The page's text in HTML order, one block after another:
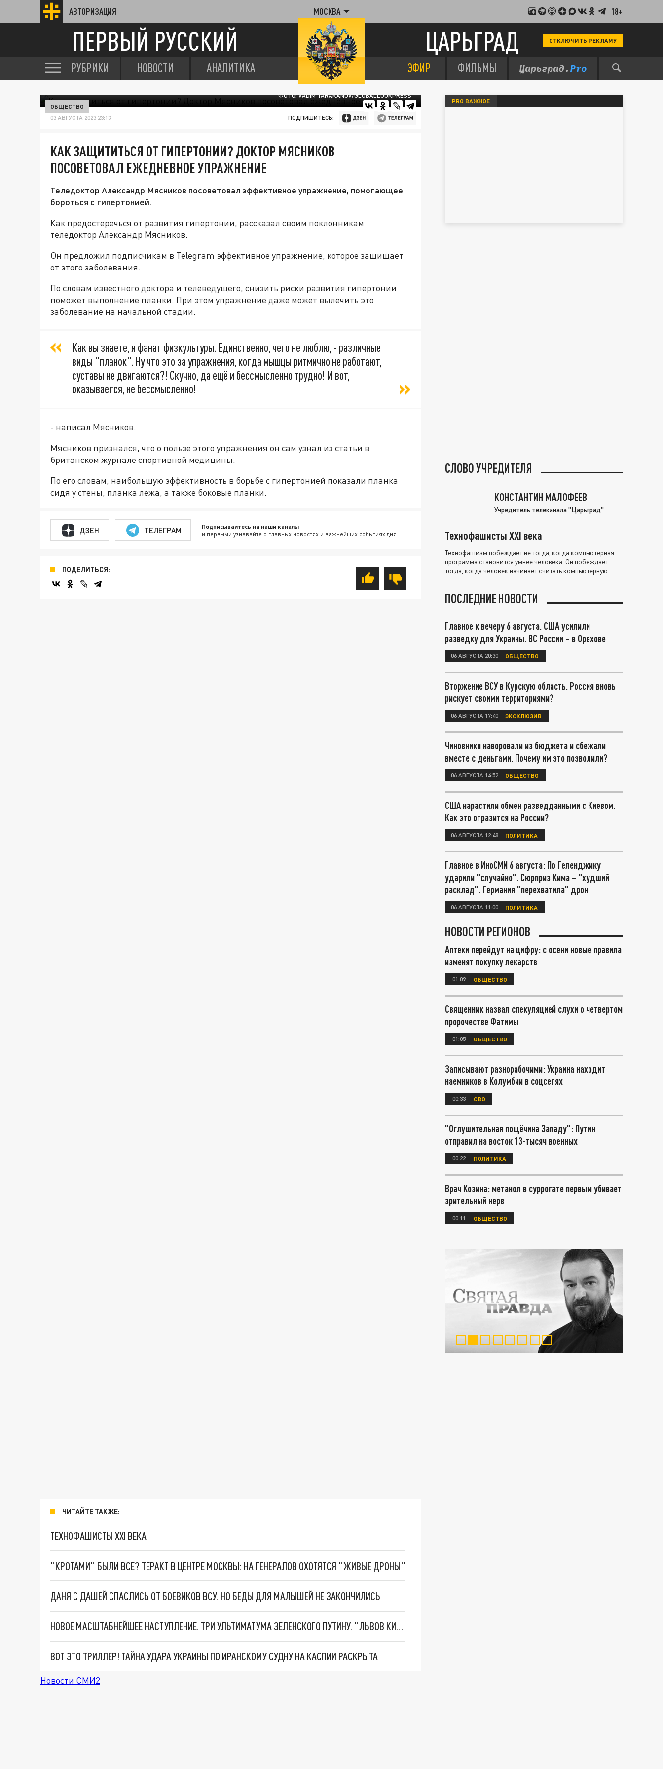
АВТОРИЗАЦИЯ МОСКВА 18+
ПЕРВЫЙ РУССКИЙ ЦАРЬГРАД ОТКЛЮЧИТЬ РЕКЛАМУ
РУБРИКИ НОВОСТИ АНАЛИТИКА ЭФИР ФИЛЬМЫ
ФОТО: VADIM TARAKANOV/GLOBALLOOKPRESS
ОБЩЕСТВО
03 АВГУСТА 2023 23:13 ПОДПИШИТЕСЬ:
КАК ЗАЩИТИТЬСЯ ОТ ГИПЕРТОНИИ? ДОКТОР МЯСНИКОВ
ПОСОВЕТОВАЛ ЕЖЕДНЕВНОЕ УПРАЖНЕНИЕ
Теледоктор Александр Мясников посоветовал эффективное упражнение, помогающее
бороться с гипертонией.
Как предостеречься от развития гипертонии, рассказал своим поклонникам
теледоктор Александр Мясников.
Он предложил подписчикам в Telegram эффективное упражнение, которое защищает
от этого заболевания.
По словам известного доктора и телеведущего, снизить риски развития гипертонии
поможет выполнение планки. При этом упражнение даже может вылечить это
заболевание на начальной стадии.
Как вы знаете, я фанат физкультуры. Единственно, чего не люблю, - различные
виды "планок". Ну что это за упражнения, когда мышцы ритмично не работают,
суставы не двигаются?! Скучно, да ещё и бессмысленно трудно! И вот,
оказывается, не бессмысленно!
- написал Мясников.
Мясников признался, что о пользе этого упражнения он сам узнал из статьи в
британском журнале спортивной медицины.
По его словам, наибольшую эффективность в борьбе с гипертонией показали планка
сидя у стены, планка лежа, а также боковые планки.
ДЗЕН ТЕЛЕГРАМ Подписывайтесь на наши каналы
и первыми узнавайте о главных новостях и важнейших событиях дня.
ПОДЕЛИТЬСЯ:
ЧИТАЙТЕ ТАКЖЕ:
ТЕХНОФАШИСТЫ XXI ВЕКА
"КРОТАМИ" БЫЛИ ВСЕ? ТЕРАКТ В ЦЕНТРЕ МОСКВЫ: НА ГЕНЕРАЛОВ ОХОТЯТСЯ "ЖИВЫЕ ДРОНЫ"
ДАНЯ С ДАШЕЙ СПАСЛИСЬ ОТ БОЕВИКОВ ВСУ. НО БЕДЫ ДЛЯ МАЛЫШЕЙ НЕ ЗАКОНЧИЛИСЬ
НОВОЕ МАСШТАБНЕЙШЕЕ НАСТУПЛЕНИЕ. ТРИ УЛЬТИМАТУМА ЗЕЛЕНСКОГО ПУТИНУ. "ЛЬВОВ КИМА" ПОСТАВЯТ НА ПВО? ГЛОБАЛЬНЫЙ ПРОРЫВ ПОД ЗАПОРОЖЬЕМ
ВОТ ЭТО ТРИЛЛЕР! ТАЙНА УДАРА УКРАИНЫ ПО ИРАНСКОМУ СУДНУ НА КАСПИИ РАСКРЫТА
Новости СМИ2
PRO ВАЖНОЕ
СЛОВО УЧРЕДИТЕЛЯ
КОНСТАНТИН МАЛОФЕЕВ
Учредитель телеканала "Царьград"
Технофашисты XXI века
Технофашизм побеждает не тогда, когда компьютерная
программа становится умнее человека. Он побеждает
тогда, когда человек начинает считать компьютерную
ПОСЛЕДНИЕ НОВОСТИ
Главное к вечеру 6 августа. США усилили
разведку для Украины. ВС России – в Орехове
06 АВГУСТА 20:30 ОБЩЕСТВО
Вторжение ВСУ в Курскую область. Россия вновь
рискует своими территориями?
06 АВГУСТА 17:40 ЭКСКЛЮЗИВ
Чиновники наворовали из бюджета и сбежали
вместе с деньгами. Почему им это позволили?
06 АВГУСТА 14:52 ОБЩЕСТВО
США нарастили обмен разведданными с Киевом.
Как это отразится на России?
06 АВГУСТА 12:48 ПОЛИТИКА
Главное в ИноСМИ 6 августа: По Геленджику
ударили "случайно". Сюрприз Кима – "худший
расклад". Германия "перехватила" дрон
06 АВГУСТА 11:00 ПОЛИТИКА
НОВОСТИ РЕГИОНОВ
Аптеки перейдут на цифру: с осени новые правила
изменят покупку лекарств
01:09 ОБЩЕСТВО
Священник назвал спекуляцией слухи о четвертом
пророчестве Фатимы
01:05 ОБЩЕСТВО
Записывают разнорабочими: Украина находит
наемников в Колумбии в соцсетях
00:33 СВО
"Оглушительная пощёчина Западу": Путин
отправил на восток 13-тысяч военных
00:22 ПОЛИТИКА
Врач Козина: метанол в суррогате первым убивает
зрительный нерв
00:11 ОБЩЕСТВО